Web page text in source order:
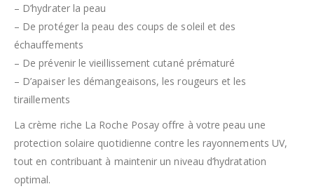
– D’hydrater la peau
– De protéger la peau des coups de soleil et des
échauffements
– De prévenir le vieillissement cutané prématuré
– D’apaiser les démangeaisons, les rougeurs et les
tiraillements
La crème riche La Roche Posay offre à votre peau une
protection solaire quotidienne contre les rayonnements UV,
tout en contribuant à maintenir un niveau d’hydratation
optimal.